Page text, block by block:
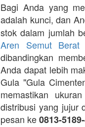
Bagi Anda yang
adalah kunci, dan
stok dalam jumlah
Aren Semut Berat
dibandingkan
Anda dapat lebih
Gula "Gula
memastikan
distribusi yang jujur
pesan ke0813-